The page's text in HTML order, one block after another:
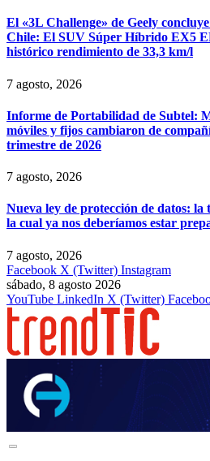
El «3L Challenge» de Geely
Chile: El SUV Súper Híbrido EX5
histórico rendimiento de 33,3 km/l
7 agosto, 2026
Informe de Portabilidad de Subtel:
móviles y fijos cambiaron de
trimestre de 2026
7 agosto, 2026
Nueva ley de protección de datos:
la cual ya nos deberíamos estar
7 agosto, 2026
Facebook X (Twitter) Instagram
sábado, 8 agosto 2026
YouTube LinkedIn X (Twitter)